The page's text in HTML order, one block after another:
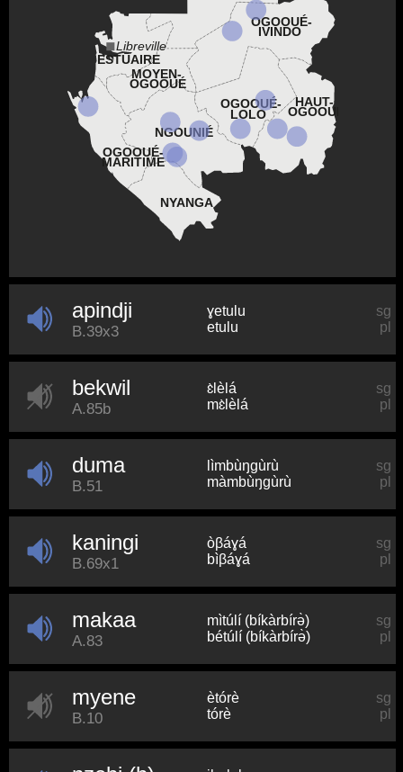
NYANGA
OGOOUÉ-
MARITIME
NGOUNIÉ
OGOOUÉ-
LOLO
HAUT-
OGOOUÉ
MOYEN-
OGOOUÉ
ESTUAIRE
OGOOUÉ-
IVINDO
Libreville
apindji
B.39x3
ɣetulu
sg
etulu
pl
bekwil
A.85b
ɛ̀lèlá
sg
mɛ̀lèlá
pl
duma
B.51
lìmbùŋɡùrù
sg
màmbùŋɡùrù
pl
kaningi
B.69x1
òβáɣá
sg
bìβáɣá
pl
makaa
A.83
mìtúlí (bíkàrbírə̀)
sg
bétúlí (bíkàrbírə̀)
pl
myene
B.10
ètórè
sg
tórè
pl